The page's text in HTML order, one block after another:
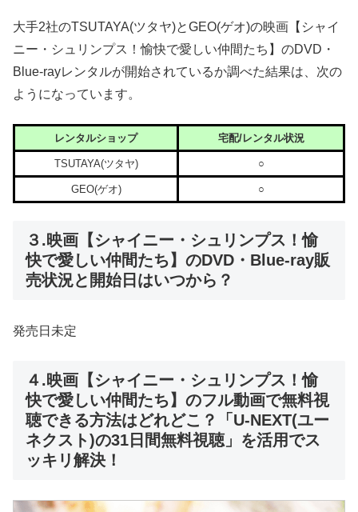
大手2社のTSUTAYA(ツタヤ)とGEO(ゲオ)の映画【シャイ
ニー・シュリンプス！愉快で愛しい仲間たち】のDVD・
Blue-rayレンタルが開始されているか調べた結果は、次の
ようになっています。
レンタルショップ 宅配/レンタル状況
TSUTAYA(ツタヤ) ○
GEO(ゲオ) ○
３.映画【シャイニー・シュリンプス！愉
快で愛しい仲間たち】のDVD・Blue-ray販
売状況と開始日はいつから？
発売日未定
４.映画【シャイニー・シュリンプス！愉
快で愛しい仲間たち】のフル動画で無料視
聴できる方法はどれどこ？「U-NEXT(ユー
ネクスト)の31日間無料視聴」を活用でス
ッキリ解決！